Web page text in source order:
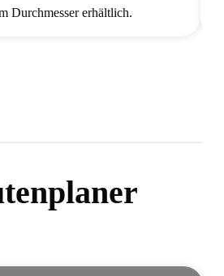
Durchmesser erhältlich.